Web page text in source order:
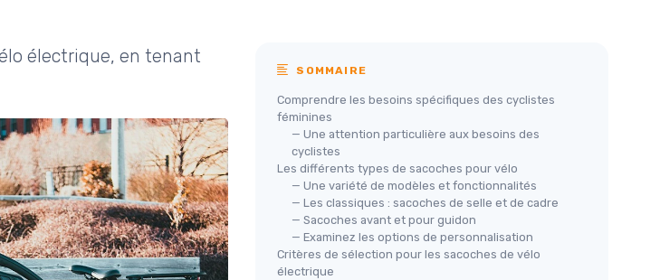
électrique, en tenant
SOMMAIRE
Comprendre les besoins spécifiques des cyclistes
féminines
— Une attention particulière aux besoins des
cyclistes
Les différents types de sacoches pour vélo
— Une variété de modèles et fonctionnalités
— Les classiques : sacoches de selle et de cadre
— Sacoches avant et pour guidon
— Examinez les options de personnalisation
Critères de sélection pour les sacoches de vélo
électrique